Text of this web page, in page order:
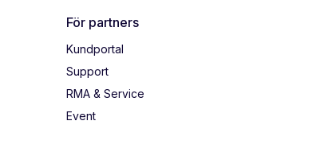
För partners
Kundportal
Support
RMA & Service
Event